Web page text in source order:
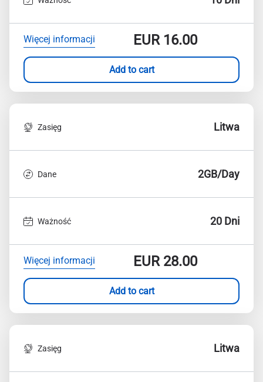
Więcej informacji EUR16.00
Add to cart
Zasięg Litwa
Dane 2GB/Day
Ważność 20 Dni
Więcej informacji EUR28.00
Add to cart
Zasięg Litwa